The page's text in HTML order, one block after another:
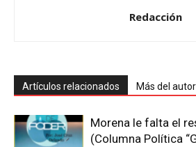
Redacción
Artículos relacionados Más del autor
Morena le falta el
(Columna Política